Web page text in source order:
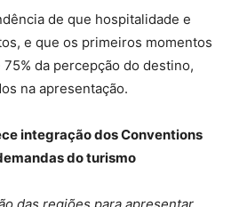
de que hospitalidade e
e que os primeiros momentos
da percepção do destino,
na apresentação.
integração dos Conventions
do turismo